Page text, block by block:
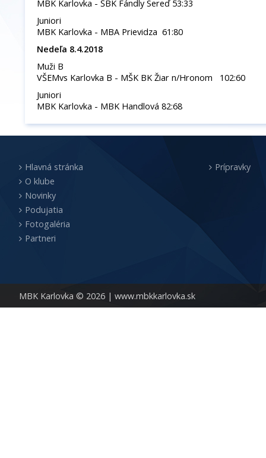
MBK Karlovka - ŠBK Fándly Sereď 53:33
Juniori
MBK Karlovka - MBA Prievidza 61:80
Nedeľa 8.4.2018
Muži B
VŠEMvs Karlovka B - MŠK BK Žiar n/Hronom 102:60
Juniori
MBK Karlovka - MBK Handlová 82:68
MBK Karlovka © 2026 | www.mbkkarlovka.sk
Hlavná stránka
O klube
Novinky
Podujatia
Fotogaléria
Partneri
Prípravky